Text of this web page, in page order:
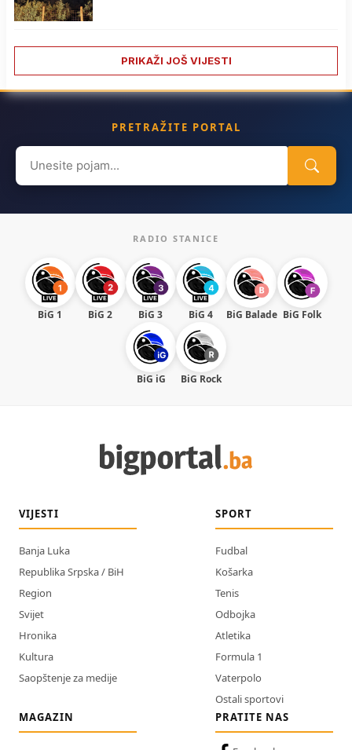
PRIKAŽI JOŠ VIJESTI
PRETRAŽITE PORTAL
Search
for:
RADIO STANICE
BiG 1 BiG 2 BiG 3 BiG 4 BiG Balade BiG Folk
BiG iG BiG Rock
VIJESTI
Banja Luka
Republika Srpska / BiH
Region
Svijet
Hronika
Kultura
Saopštenje za medije
SPORT
Fudbal
Košarka
Tenis
Odbojka
Atletika
Formula 1
Vaterpolo
Ostali sportovi
MAGAZIN
PRATITE NAS